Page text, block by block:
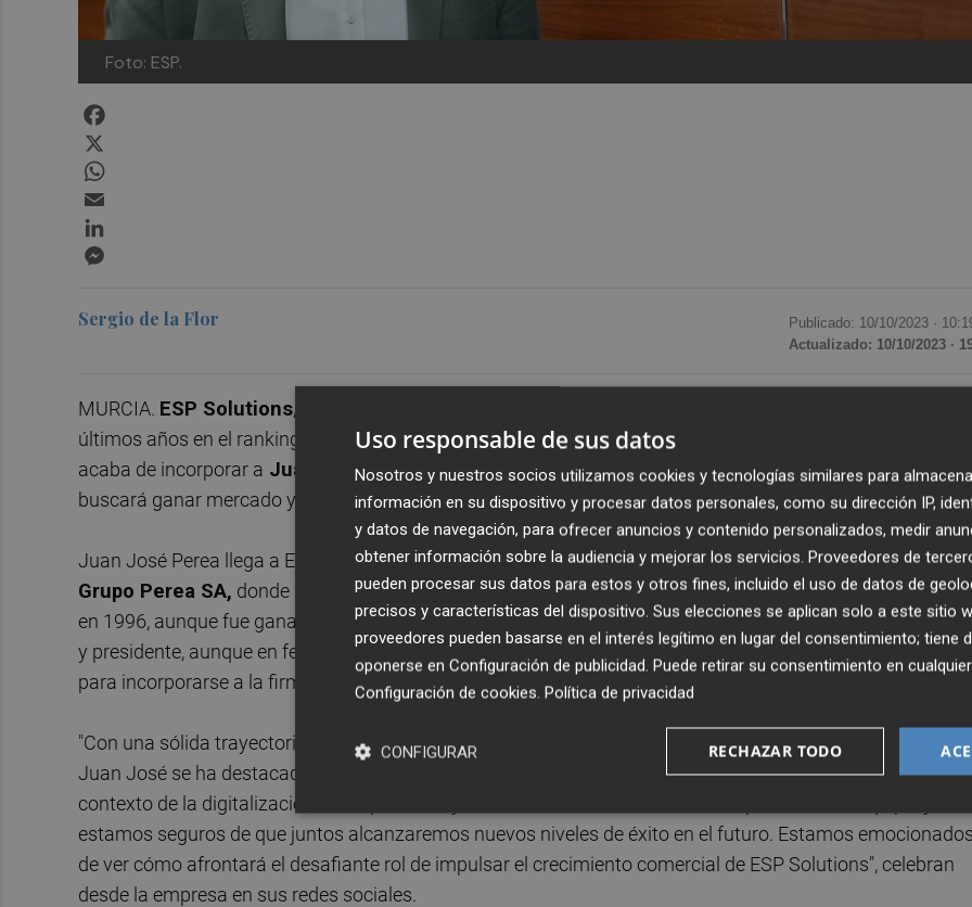
Foto: ESP.
Sergio de la Flor Publicado: 10/10/2023 ·
Actualizado: 10/10/2023 ·
MURCIA. ESP Solutions, la firma de transporte con sede en Ceutí que ha ido escalando puestos en los
últimos años en el ranking regional del sector, continúa potenciando su departamento comercial. Para ello,
acaba de incorporar a Juan José Perea como nuevo director comercial,un puesto desde el que
buscará ganar mercado y mejorar el posicionamiento de la compañía de cara a sus potenciales clientes.
Juan José Perea llega a ESP después deacumular experiencia en el sector en la empresa familiar,
Grupo Perea SA, donde representaba la segunda generación. Allí empezó a trabajar como
en 1996, aunque fue ganando responsabilidad desde entonces hasta llegar a convertirse en director
y presidente, aunque en febrero de este año decidió tomarse un descanso profesional al que ahora pone
para incorporarse a la firma murciana.
"Con una sólida trayectoria de más de 27 años en cargos de alta responsabilidad en el sector del
Juan José se ha destacado por su especialización en el desarrollo de tecnología y conectividad en el
contexto de la digitalización. Su experiencia y dedicación son un activo valioso para nuestro equipo, y
estamos seguros de que juntos alcanzaremos nuevos niveles de éxito en el futuro. Estamos emocionados
de ver cómo afrontará el desafiante rol de impulsar el crecimiento comercial de ESP Solutions", celebran
desde la empresa en sus redes sociales.
Uso responsable de sus datos
Nosotros y nuestros socios utilizamos cookies y tecnologías similares para
información en su dispositivo y procesar datos personales, como su dirección IP,
y datos de navegación, para ofrecer anuncios y contenido personalizados, medir
obtener información sobre la audiencia y mejorar los servicios. Proveedores de
pueden procesar sus datos para estos y otros fines, incluido el uso de datos de
precisos y características del dispositivo. Sus elecciones se aplican solo a este sitio
proveedores pueden basarse en el interés legítimo en lugar del consentimiento; tiene
oponerse en Configuración de publicidad. Puede retirar su consentimiento en
Configuración de cookies. Política de privacidad
RECHAZAR TODO
CONFIGURAR